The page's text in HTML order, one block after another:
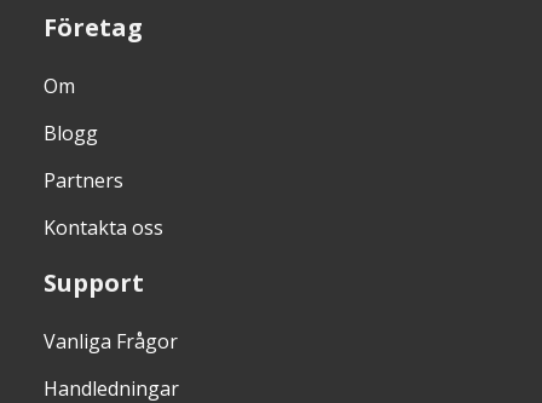
Företag
Om
Blogg
Partners
Kontakta oss
Support
Vanliga Frågor
Handledningar